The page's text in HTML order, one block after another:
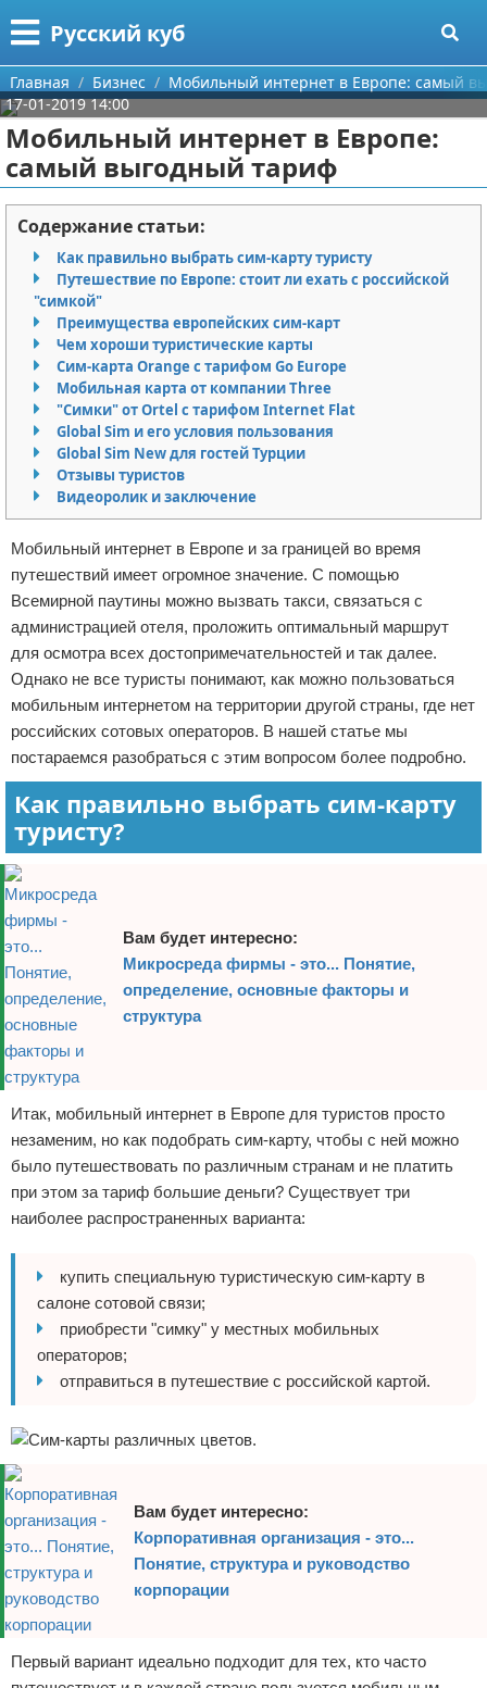
Русский куб
Меню
Главная
Категории
Программирование
Бизнес
Красота
Мода
Отношения
Самосовершенствование
Финансы
Поиск
О проекте
Контакты
Сотрудничество
Размещение рекламы
Для правообладателей
Условия предоставления информации
Отказ от ответственности
Главная Бизнес
Мобильный интернет в Европе: самый
17-01-2019 14:00
Мобильный интернет в Европе:
самый выгодный тариф
Содержание статьи:
Как правильно выбрать сим-карту туристу
Путешествие по Европе: стоит ли ехать с российской
"симкой"
Преимущества европейских сим-карт
Чем хороши туристические карты
Сим-карта Orange с тарифом Go Europe
Мобильная карта от компании Three
"Симки" от Ortel с тарифом Internet Flat
Global Sim и его условия пользования
Global Sim New для гостей Турции
Отзывы туристов
Видеоролик и заключение
Мобильный интернет в Европе и за границей во время
путешествий имеет огромное значение. С помощью
Всемирной паутины можно вызвать такси, связаться с
администрацией отеля, проложить оптимальный маршрут
для осмотра всех достопримечательностей и так далее.
Однако не все туристы понимают, как можно пользоваться
мобильным интернетом на территории другой страны, где нет
российских сотовых операторов. В нашей статье мы
постараемся разобраться с этим вопросом более подробно.
Как правильно выбрать сим-карту
туристу?
Вам будет интересно:
Микросреда фирмы - это... Понятие,
определение, основные факторы и
структура
Итак, мобильный интернет в Европе для туристов просто
незаменим, но как подобрать сим-карту, чтобы с ней можно
было путешествовать по различным странам и не платить
при этом за тариф большие деньги? Существует три
наиболее распространенных варианта:
купить специальную туристическую сим-карту в
салоне сотовой связи;
приобрести "симку" у местных мобильных
операторов;
отправиться в путешествие с российской картой.
Вам будет интересно:
Корпоративная организация - это...
Понятие, структура и руководство
корпорации
Первый вариант идеально подходит для тех, кто часто